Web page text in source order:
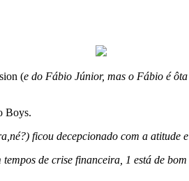
(e do Fábio Júnior, mas o Fábio é
Boys.
ficou decepcionado com a atitude
de crise financeira, 1 está de